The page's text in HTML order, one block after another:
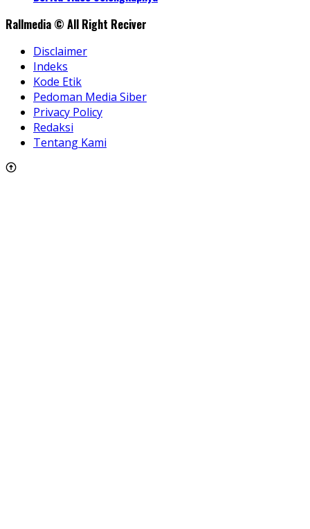
Rallmedia © All Right Reciver
Disclaimer
Indeks
Kode Etik
Pedoman Media Siber
Privacy Policy
Redaksi
Tentang Kami